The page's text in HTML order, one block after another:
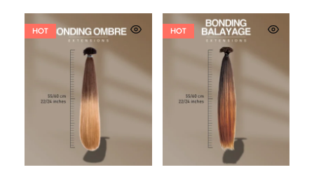
HOT HOT